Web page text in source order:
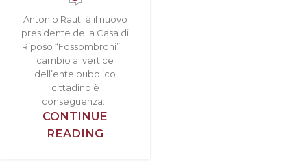
Antonio Rauti è il nuovo
presidente della Casa di
Riposo “Fossombroni”. Il
cambio al vertice
dell’ente pubblico
cittadino è
conseguenza...
CONTINUE
READING